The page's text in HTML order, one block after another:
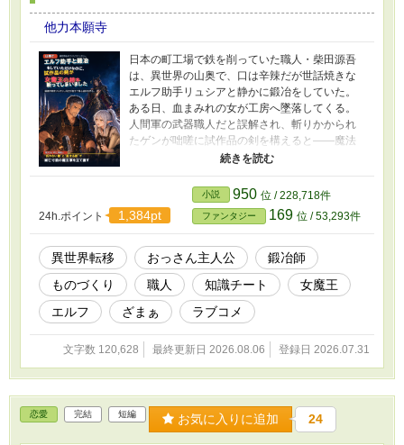
他力本願寺
日本の町工場で鉄を削っていた職人・柴田源吾
は、異世界の山奥で、口は辛辣だが世話焼きな
エルフ助手リュシアと静かに鍛冶をしていた。
ある日、血まみれの女が工房へ墜落してくる。
人間軍の武器職人だと誤解され、斬りかかられ
たゲンが咄嗟に試作品の剣を構えると――魔法
で守られたはずの女魔王ルヴィアの鎧が、あっ
さり裂けた。 滅亡寸前の魔王軍に必要なのは、
英雄だけが振るえる最強の剣ではない。名もな
い兵士が生きて帰るための「折れない槍」、壊
れても現場で直せる鎧、荷車、砥石、治具、そ
して技術を受け継ぐ弟子たちだ。 魔力も剣の腕
もない。あるのは、鉄の火花から炭素と歪みを
読む職人の目だけ。 ゲンはエルフ助手、女魔
王、見習い少女とともに、粗悪な聖剣で利益を
貪る者たちの嘘を叩き折り、戦争そのものを終
わらせていく。 だが和平後、彼の刻印が付いた
部品で七人が死ぬ。 作った者の目が届かない場
所まで技術が広がったとき、腕のいい職人一人
では、もう誰も守れない。 これは最強の武器を
を、鉄と記録と仲間の手で鍛え直す物語。
24h.ポイント 1,384pt
小説 950 位 / 228,718件
ファンタジー 169 位 / 53,293件
異世界転移 おっさん主人公
鍛冶師
ものづくり
職人 知識チート
女魔王
エルフ
ざまぁ ラブコメ
文字数 120,628 最終更新日 2026.08.06 登録日 2026.07.31
恋愛 完結 短編 お気に入りに追加 24